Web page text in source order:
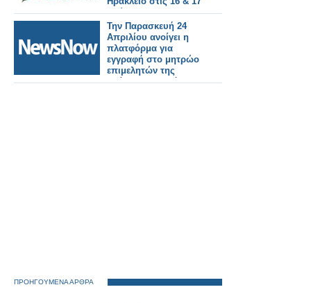
Μαΐου 2026
Την Παρασκευή 24
Απριλίου ανοίγει η
πλατφόρμα για
εγγραφή στο μητρώο
επιμελητών της
δράσης “Νταντάδες
ΠΡΟΗΓΟΥΜΕΝΑ ΑΡΘΡΑ